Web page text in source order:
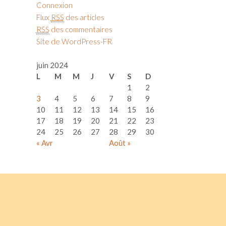
Connexion
Flux RSS des articles
RSS des commentaires
Site de WordPress-FR
juin 2024
L
M M J V S D
« Avr Août »
1
2
3
4 5 6 7 8
9
10
11 12 13 14 15
16
17
18 19 20 21 22
23
24
25 26 27 28 29 30